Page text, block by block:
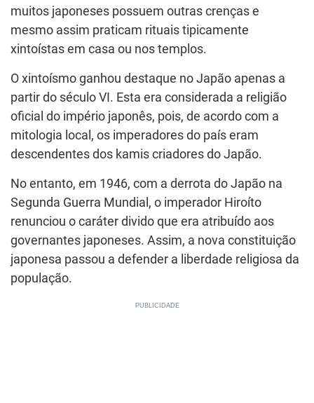
muitos japoneses possuem outras crenças e
mesmo assim praticam rituais tipicamente
xintoístas em casa ou nos templos.
O xintoísmo ganhou destaque no Japão apenas a
partir do século VI. Esta era considerada a religião
oficial do império japonês, pois, de acordo com a
mitologia local, os imperadores do país eram
descendentes dos kamis criadores do Japão.
No entanto, em 1946, com a derrota do Japão na
Segunda Guerra Mundial, o imperador Hiroíto
renunciou o caráter divido que era atribuído aos
governantes japoneses. Assim, a nova constituição
japonesa passou a defender a liberdade religiosa da
população.